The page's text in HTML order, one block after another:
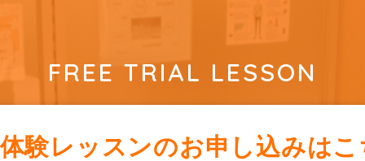
FREE TRIAL LESSON
験レッスンのお申し込みは